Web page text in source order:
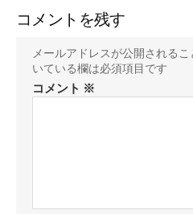
コメントを残す
メールアドレスが公開されるこ
いている欄は必須項目です
コメント ※